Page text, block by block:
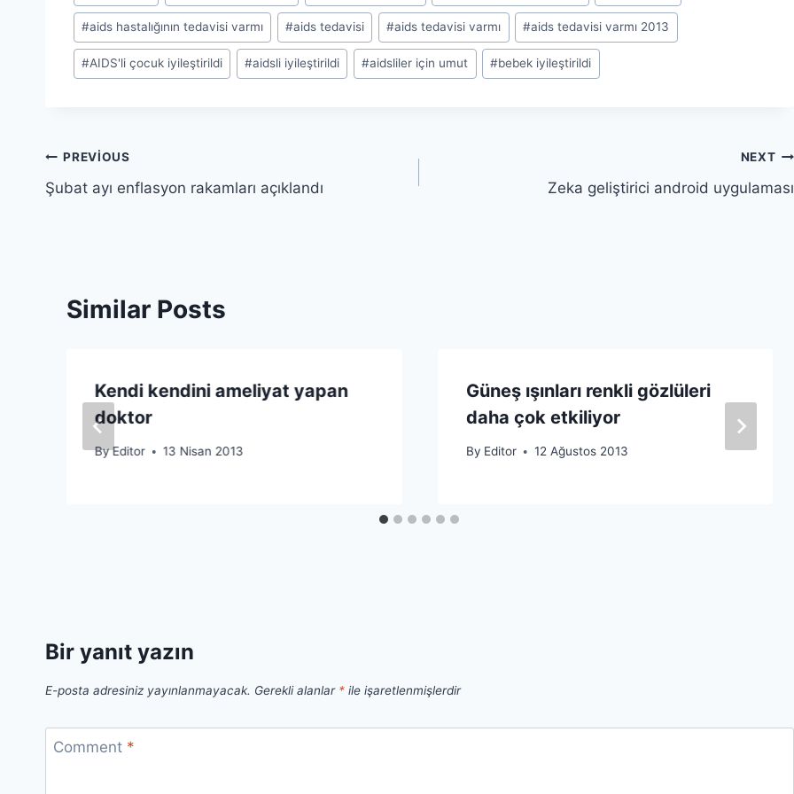
Tags:
#aids hastalığının tedavisi varmı #aids tedavisi #aids tedavisi varmı #aids tedavisi varmı 2013
#AIDS'li çocuk iyileştirildi #aidsli iyileştirildi #aidsliler için umut #bebek iyileştirildi
Yazı
gezinmesi
PREVIOUS
Şubat ayı enflasyon rakamları açıklandı
NEXT
Zeka geliştirici android uygulaması
Similar Posts
Kendi kendini ameliyat yapan
doktor
ByEditor 13 Nisan 2013
Güneş ışınları renkli gözlüleri
daha çok etkiliyor
By Editor 12 Ağustos 2013
Bir yanıt yazın
E-posta adresiniz yayınlanmayacak. Gerekli alanlar * ile işaretlenmişlerdir
Comment *